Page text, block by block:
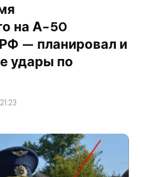
на А-50
— планировал и
удары по